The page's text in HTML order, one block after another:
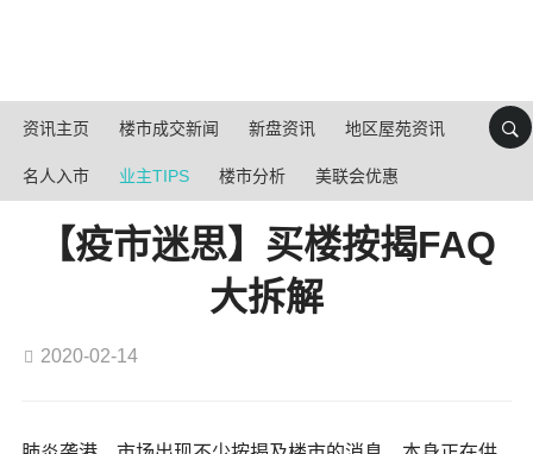
资讯主页 楼市成交新闻 新盘资讯 地区屋苑资讯
名人入市 业主TIPS 楼市分析 美联会优惠
【疫市迷思】买楼按揭FAQ
大拆解
2020-02-14